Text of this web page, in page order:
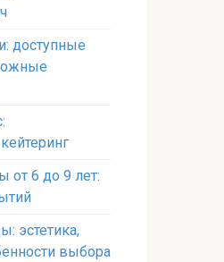
доступные
от 6 до 9 лет:
эстетика,
выбора